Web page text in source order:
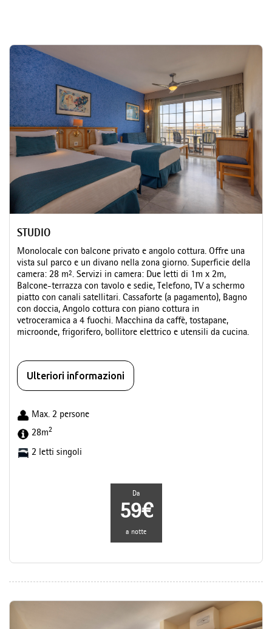
STUDIO
Monolocale con balcone privato e angolo cottura. Offre una
vista sul parco e un divano nella zona giorno. Superficie della
camera: 28 m². Servizi in camera: Due letti di 1m x 2m,
Balcone-terrazza con tavolo e sedie, Telefono, TV a schermo
piatto con canali satellitari. Cassaforte (a pagamento), Bagno
con doccia, Angolo cottura con piano cottura in
vetroceramica a 4 fuochi. Macchina da caffè, tostapane,
microonde, frigorifero, bollitore elettrico e utensili da cucina.
Ulteriori informazioni
Max. 2 persone
28m2
2 letti singoli
Da
59€
a notte